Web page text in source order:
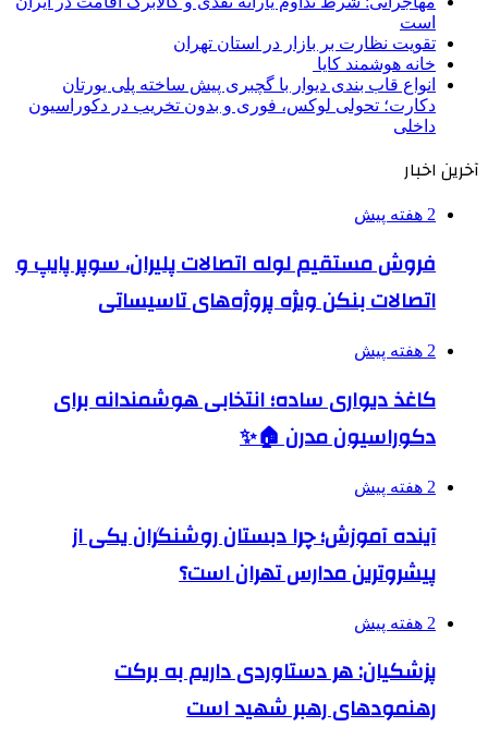
است
تقویت نظارت بر بازار در استان تهران
خانه هوشمند کایا
انواع قاب بندی دیوار با گچبری پیش ساخته پلی یورتان
دکارت؛ تحولی لوکس، فوری و بدون تخریب در دکوراسیون
داخلی
آخرین اخبار
2 هفته پیش
فروش مستقیم لوله اتصالات پلیران، سوپر پایپ و
اتصالات بنکن ویژه پروژه‌های تاسیساتی
2 هفته پیش
کاغذ دیواری ساده؛ انتخابی هوشمندانه برای
دکوراسیون مدرن 🏠✨
2 هفته پیش
آینده آموزش؛ چرا دبستان روشنگران یکی از
پیشروترین مدارس تهران است؟
2 هفته پیش
پزشکیان: هر دستاوردی داریم به برکت
رهنمودهای رهبر شهید است